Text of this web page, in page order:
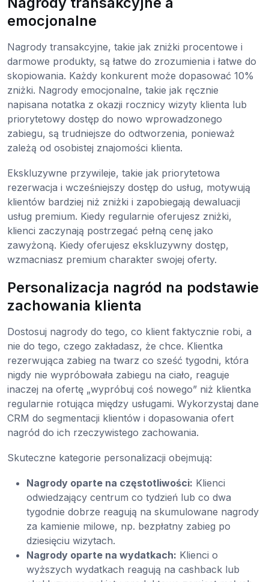
emocjonalne
Nagrody transakcyjne, takie jak zniżki procentowe i
darmowe produkty, są łatwe do zrozumienia i łatwe do
skopiowania. Każdy konkurent może dopasować 10%
zniżki. Nagrody emocjonalne, takie jak ręcznie
napisana notatka z okazji rocznicy wizyty klienta lub
priorytetowy dostęp do nowo wprowadzonego
zabiegu, są trudniejsze do odtworzenia, ponieważ
zależą od osobistej znajomości klienta.
Ekskluzywne przywileje, takie jak priorytetowa
rezerwacja i wcześniejszy dostęp do usług, motywują
klientów bardziej niż zniżki i zapobiegają dewaluacji
usług premium. Kiedy regularnie oferujesz zniżki,
klienci zaczynają postrzegać pełną cenę jako
zawyżoną. Kiedy oferujesz ekskluzywny dostęp,
wzmacniasz premium charakter swojej oferty.
Personalizacja nagród na podstawie
zachowania klienta
Dostosuj nagrody do tego, co klient faktycznie robi, a
nie do tego, czego zakładasz, że chce. Klientka
rezerwująca zabieg na twarz co sześć tygodni, która
nigdy nie wypróbowała zabiegu na ciało, reaguje
inaczej na ofertę „wypróbuj coś nowego” niż klientka
regularnie rotująca między usługami. Wykorzystaj dane
CRM do segmentacji klientów i dopasowania ofert
nagród do ich rzeczywistego zachowania.
Skuteczne kategorie personalizacji obejmują:
Nagrody oparte na częstotliwości: Klienci
odwiedzający centrum co tydzień lub co dwa
tygodnie dobrze reagują na skumulowane nagrody
za kamienie milowe, np. bezpłatny zabieg po
dziesięciu wizytach.
Nagrody oparte na wydatkach: Klienci o
wyższych wydatkach reagują na cashback lub